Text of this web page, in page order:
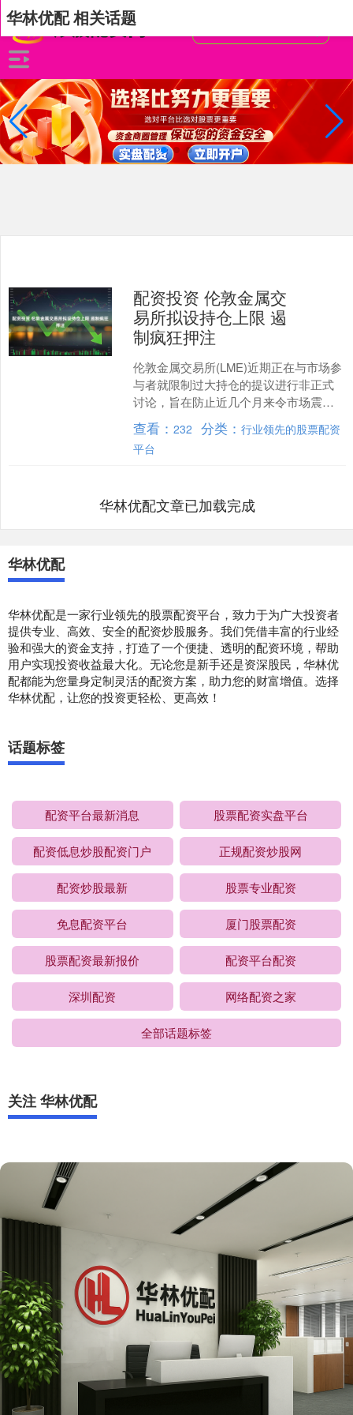
华林优配 相关话题
配资投资 伦敦金属交
易所拟设持仓上限 遏
制疯狂押注
伦敦金属交易所(LME)近期正在与市场参
与者就限制过大持仓的提议进行非正式
讨论，旨在防止近几个月来令市场震荡
的“超大押注”再度上演。据知情人士透
露，LME正在考....
查看：232 分类：行业领先的股票配资
平台
华林优配文章已加载完成
华林优配
华林优配是一家行业领先的股票配资平台，致力于为广大投资者
提供专业、高效、安全的配资炒股服务。我们凭借丰富的行业经
验和强大的资金支持，打造了一个便捷、透明的配资环境，帮助
用户实现投资收益最大化。无论您是新手还是资深股民，华林优
配都能为您量身定制灵活的配资方案，助力您的财富增值。选择
华林优配，让您的投资更轻松、更高效！
话题标签
配资平台最新消息 股票配资实盘平台
配资低息炒股配资门户 正规配资炒股网
配资炒股最新 股票专业配资
免息配资平台 厦门股票配资
股票配资最新报价 配资平台配资
深圳配资 网络配资之家
全部话题标签
关注 华林优配